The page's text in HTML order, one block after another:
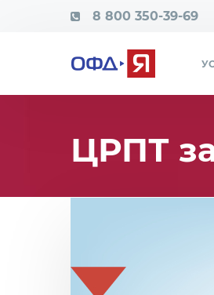
8 800 350-39-69
ЦРПТ